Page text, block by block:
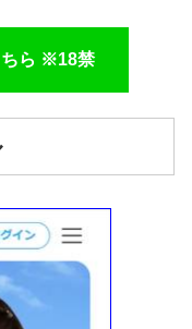
ちら ※18禁